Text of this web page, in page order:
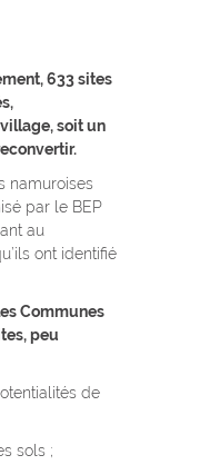
633 sites
soit un
namuroises
par le BEP
au
ont identifié
Communes
peu
de
sols ;